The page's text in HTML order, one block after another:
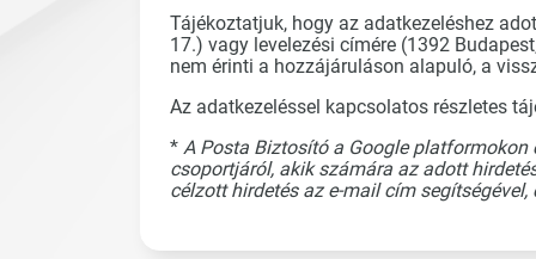
Tájékoztatjuk, hogy az adatkezeléshez
17.) vagy levelezési címére (1392
nem érinti a hozzájáruláson alapuló, a
Az adatkezeléssel kapcsolatos részletes
* A Posta Biztosító a Google
csoportjáról, akik számára az adott
célzott hirdetés az e-mail cím